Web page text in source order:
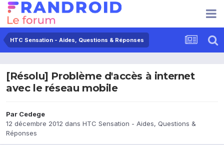
HTC Sensation - Aides, Questions & Réponses
[Résolu] Problème d'accès à internet
avec le réseau mobile
Par Cedege
12 décembre 2012 dans HTC Sensation - Aides, Questions &
Réponses